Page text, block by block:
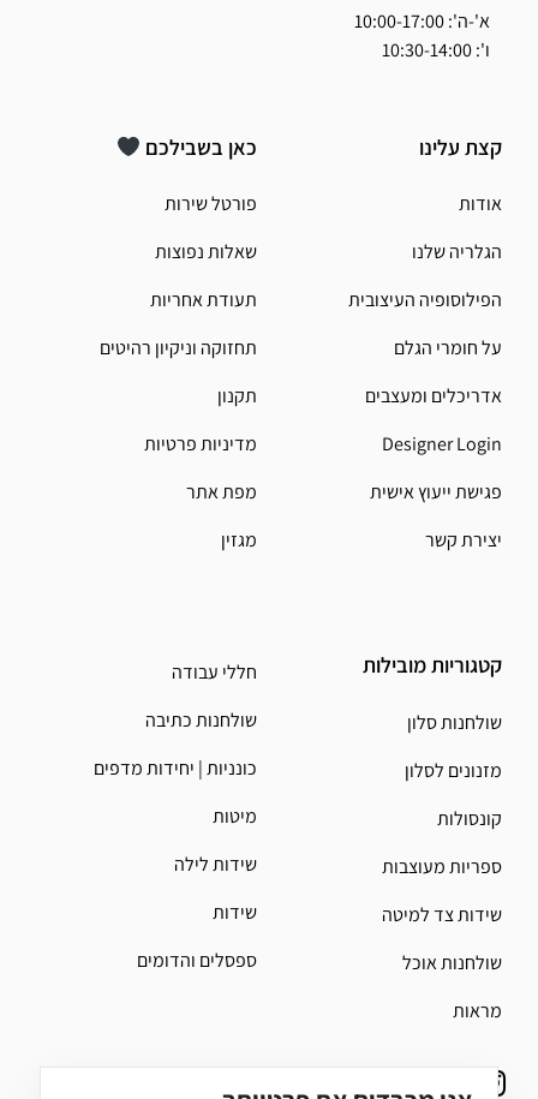
א'-ה': 10:00-17:00
ו': 10:30-14:00
קצת עלינו
אודות
הגלריה שלנו
הפילוסופיה העיצובית
על חומרי הגלם
אדריכלים ומעצבים
Designer Login
פגישת ייעוץ אישית
יצירת קשר
קטגוריות מובילות
שולחנות סלון
מזנונים לסלון
קונסולות
ספריות מעוצבות
שידות צד למיטה
שולחנות אוכל
מראות
כאן בשבילכם
פורטל שירות
שאלות נפוצות
תעודת אחריות
תחזוקה וניקיון רהיטים
תקנון
מדיניות פרטיות
מפת אתר
מגזין
חללי עבודה
שולחנות כתיבה
כונניות | יחידות מדפים
מיטות
שידות לילה
שידות
ספסלים והדומים